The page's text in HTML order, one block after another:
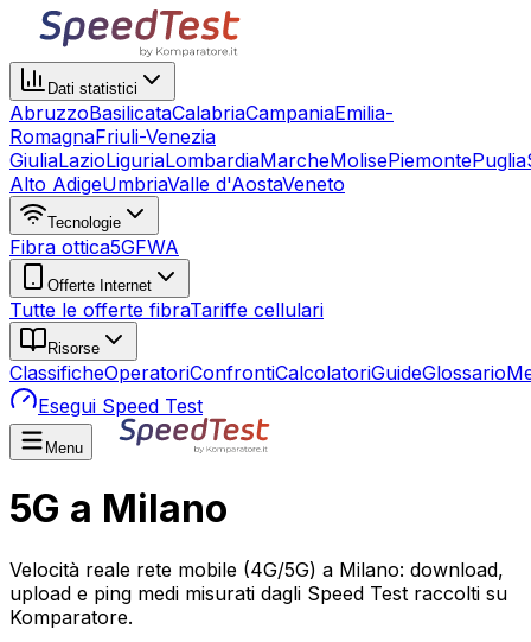
Dati statistici
AbruzzoBasilicataCalabriaCampaniaEmilia-
RomagnaFriuli-Venezia
GiuliaLazioLiguriaLombardiaMarcheMolisePiemontePuglia
Alto AdigeUmbriaValle d'AostaVeneto
Tecnologie
Fibra ottica5GFWA
Offerte Internet
Tutte le offerte fibraTariffe cellulari
Risorse
ClassificheOperatoriConfrontiCalcolatoriGuideGlossario
Esegui Speed Test
Menu
5G a Milano
Velocità reale rete mobile (4G/5G) a Milano: download,
upload e ping medi misurati dagli Speed Test raccolti su
Komparatore.